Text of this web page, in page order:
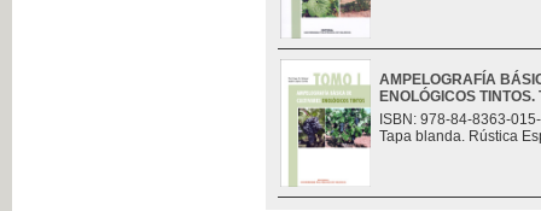
AMPELOGRAFÍA
ENOLÓGICOS TINTOS.
ISBN: 978-84-8363-
Tapa blanda. Rústica